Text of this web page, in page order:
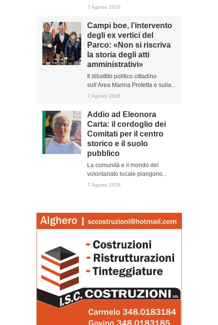
7 Agosto 2026
Campi boe, l’intervento
degli ex vertici del
Parco: «Non si riscriva
la storia degli atti
amministrativi»
Il dibattito politico cittadino
sull’Area Marina Protetta e sulla...
7 Agosto 2026
Addio ad Eleonora
Carta: il cordoglio dei
Comitati per il centro
storico e il suolo
pubblico
La comunità e il mondo del
volontariato locale piangono...
7 Agosto 2026